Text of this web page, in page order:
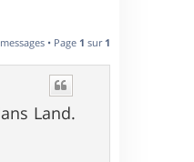
• Page 1 sur 1
Land.